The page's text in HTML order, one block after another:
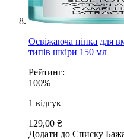
Освіжаюча пінка для
типів шкіри 150 мл
Рейтинг:
100%
1 відгук
129,00 ₴
Додати до Списку